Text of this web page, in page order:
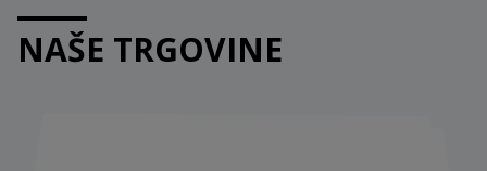
NAŠE TRGOVINE